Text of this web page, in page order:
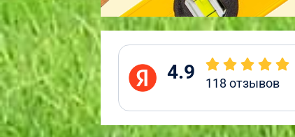
4.9 118 отзывов